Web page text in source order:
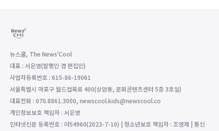
뉴스쿨, The News'Cool
대표 : 서은영(발행인 겸 편집인)
사업자등록번호 : 615-86-19061
서울특별시 마포구 월드컵북로 400(상암동, 문화콘텐츠센터 5층 3호실)
대표전화 : 070.8861.3000, newscool.kids@newscool.co
개인정보보호 책임자 : 서은영
인터넷신문 등록번호 : 아54960(2023-7-10) | 청소년보호 책임자 : 조영제 | 통신